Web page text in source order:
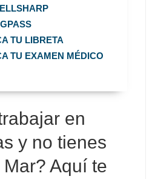
TU LIBRETA
TU EXAMEN MÉDICO
en
y no tienes
Aquí te